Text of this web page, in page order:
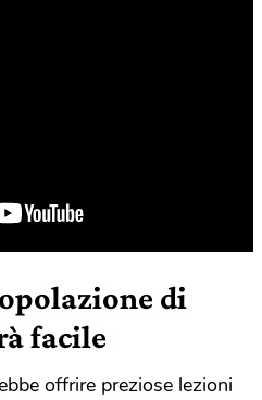
di
facile
offrire preziose lezioni